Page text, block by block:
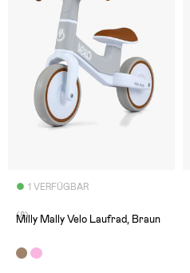
1 VERFÜGBAR
(8)
Milly Mally Velo Laufrad, Braun